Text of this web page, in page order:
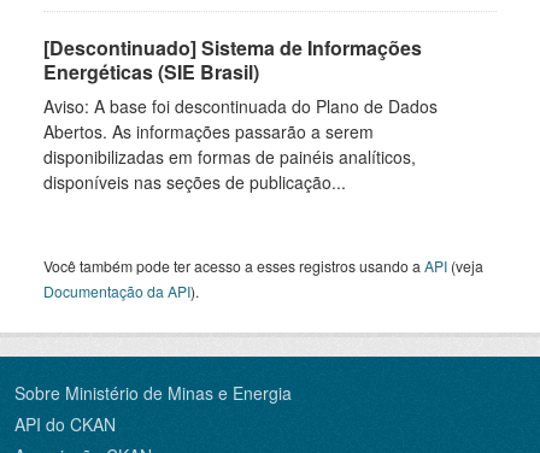
[Descontinuado] Sistema de Informações
Energéticas (SIE Brasil)
Aviso: A base foi descontinuada do Plano de Dados
Abertos. As informações passarão a serem
disponibilizadas em formas de painéis analíticos,
disponíveis nas seções de publicação...
Você também pode ter acesso a esses registros usando a API (veja
Documentação da API).
Sobre Ministério de Minas e Energia
API do CKAN